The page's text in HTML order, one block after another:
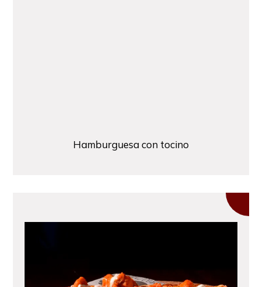
Hamburguesa con tocino